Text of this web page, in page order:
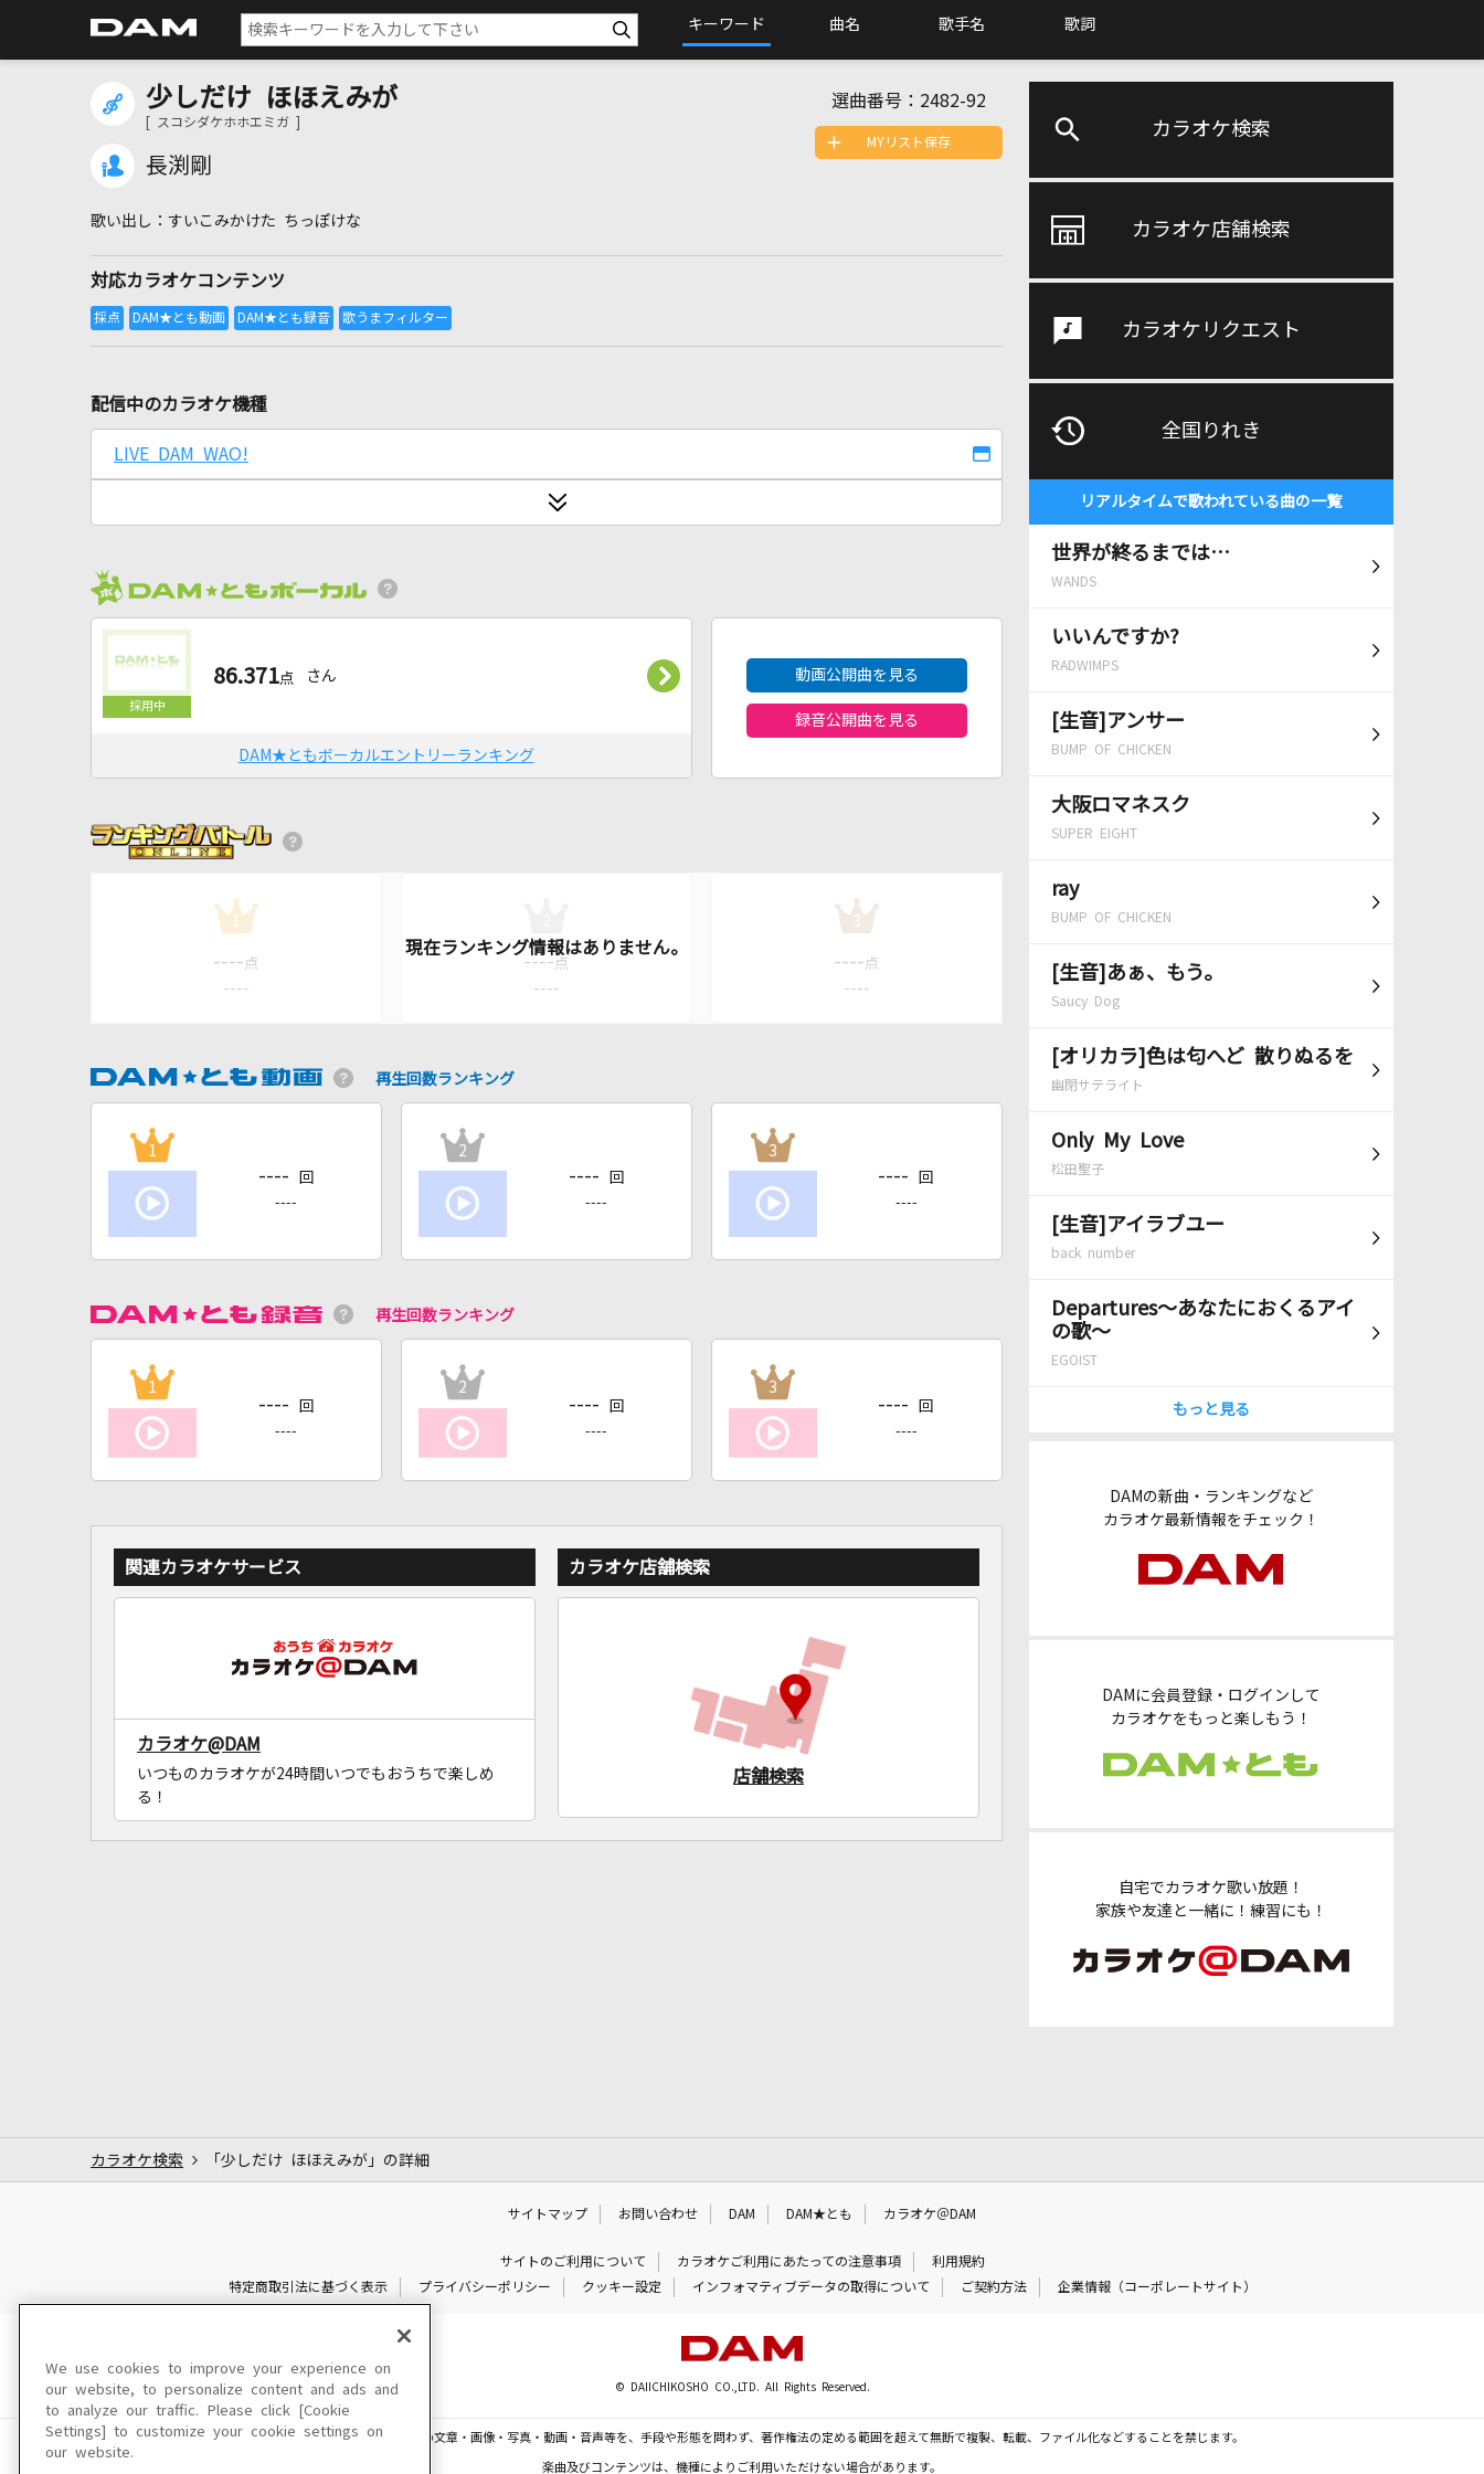
キーワード 曲名 歌手名 歌詞
カラオケ検索
カラオケ店舗検索
カラオケリクエスト
全国りれき
リアルタイムで歌われている曲の一覧
世界が終るまでは…
WANDS
いいんですか?
RADWIMPS
[生音]アンサー
BUMP OF CHICKEN
大阪ロマネスク
SUPER EIGHT
ray
BUMP OF CHICKEN
[生音]あぁ、もう。
Saucy Dog
[オリカラ]色は匂へど 散りぬるを
幽閉サテライト
Only My Love
松田聖子
[生音]アイラブユー
back number
Departures～あなたにおくるアイ
の歌～
EGOIST
もっと見る
DAMの新曲・ランキングなど
カラオケ最新情報をチェック！
DAMに会員登録・ログインして
カラオケをもっと楽しもう！
自宅でカラオケ歌い放題！
家族や友達と一緒に！練習にも！
少しだけ ほほえみが
[ スコシダケホホエミガ ]
長渕剛
選曲番号： 2482-92
すいこみかけた ちっぽけな
対応カラオケコンテンツ
MYリスト保存
配信中のカラオケ機種
LIVE DAM WAO!
86.371点 さん
DAM★ともボーカルエントリーランキング
動画公開曲を見る
録音公開曲を見る
1
---- 点
----
---- 点
----
3
---- 点
----
再生回数ランキング
1
---- 回
----
2
---- 回
----
3
---- 回
----
再生回数ランキング
1
---- 回
----
2
---- 回
----
3
---- 回
----
関連カラオケサービス
カラオケ@DAM
いつものカラオケが24時間いつでもおうちで楽しめ
る！
カラオケ店舗検索
店舗検索
カラオケ検索 「少しだけ ほほえみが」の詳細
サイトマップ お問い合わせ DAM DAM★とも カラオケ＠DAM
サイトのご利用について カラオケご利用にあたっての注意事項
利用規約
特定商取引法に基づく表示
プライバシーポリシー クッキー設定 インフォマティブデータの取得について ご契約方法 企業情報（コーポレートサイト）
© DAIICHIKOSHO CO.,LTD. All Rights Reserved.
このサイトに掲載されている一切の文章・画像・写真・動画・音声等を、手段や形態を問わず、著作権法の定める範囲を超えて無断で複製、転載、ファイル化などすることを禁じます。
楽曲及びコンテンツは、機種によりご利用いただけない場合があります。
We use cookies to improve your experience on
our website, to personalize content and ads and
to analyze our traffic. Please click [Cookie
Settings] to customize your cookie settings on
our website.